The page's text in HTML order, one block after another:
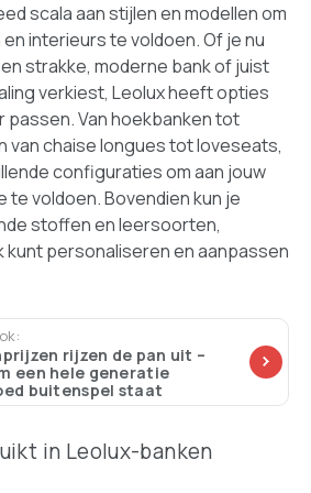
scala aan stijlen en modellen om
interieurs te voldoen. Of je nu
strakke, moderne bank of juist
verkiest, Leolux heeft opties
passen. Van hoekbanken tot
van chaise longues tot loveseats,
configuraties om aan jouw
voldoen. Bovendien kun je
stoffen en leersoorten,
kunt personaliseren en aanpassen
rijzen de pan uit –
een hele generatie
buitenspel staat
in Leolux-banken